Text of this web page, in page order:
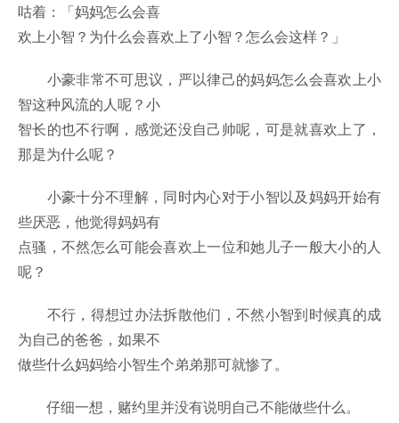
咕着：「妈妈怎么会喜
欢上小智？为什么会喜欢上了小智？怎么会这样？」
小豪非常不可思议，严以律己的妈妈怎么会喜欢上小
智这种风流的人呢？小
智长的也不行啊，感觉还没自己帅呢，可是就喜欢上了，
那是为什么呢？
小豪十分不理解，同时内心对于小智以及妈妈开始有
些厌恶，他觉得妈妈有
点骚，不然怎么可能会喜欢上一位和她儿子一般大小的人
呢？
不行，得想过办法拆散他们，不然小智到时候真的成
为自己的爸爸，如果不
做些什么妈妈给小智生个弟弟那可就惨了。
仔细一想，赌约里并没有说明自己不能做些什么。